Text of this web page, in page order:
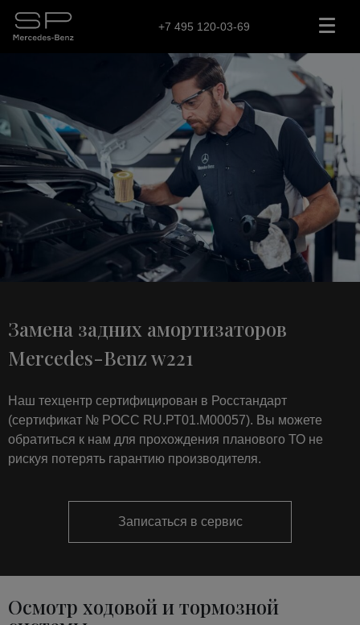
+7 495 120-03-69
Замена задних амортизаторов
Mercedes-Benz w221
Наш техцентр сертифицирован в Росстандарт
(сертификат № РОСС RU.РТ01.М00057). Вы можете
обратиться к нам для прохождения планового ТО не
рискуя потерять гарантию производителя.
Записаться в сервис
Осмотр ходовой и тормозной